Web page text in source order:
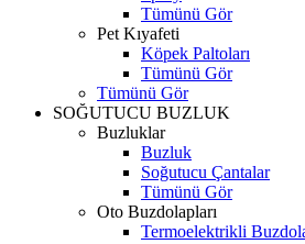
Tümünü Gör
Pet Kıyafeti
Köpek Paltoları
Tümünü Gör
Tümünü Gör
SOĞUTUCU BUZLUK
Buzluklar
Buzluk
Soğutucu Çantalar
Tümünü Gör
Oto Buzdolapları
Termoelektrikli